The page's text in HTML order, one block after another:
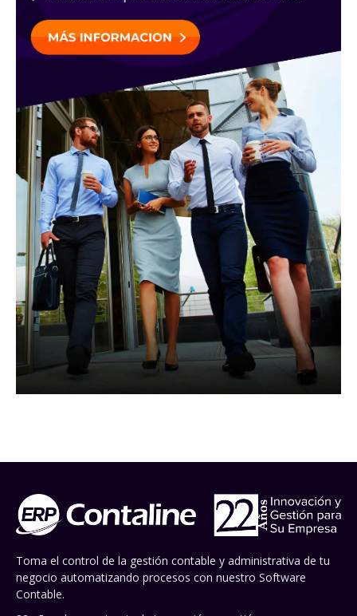
Toma el control de la gestión contable y administrativa de tu
negocio automatizando procesos con nuestro Software
Contable.